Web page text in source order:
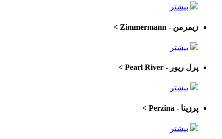
بیشتر
زیمرمن - Zimmermann >
بیشتر
پرل ریور - Pearl River >
بیشتر
پرزینا - Perzina >
بیشتر